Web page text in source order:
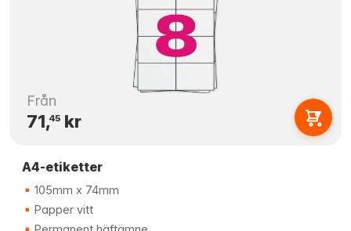
Från
71,45kr
A4-etiketter
105mm x 74mm
Papper vitt